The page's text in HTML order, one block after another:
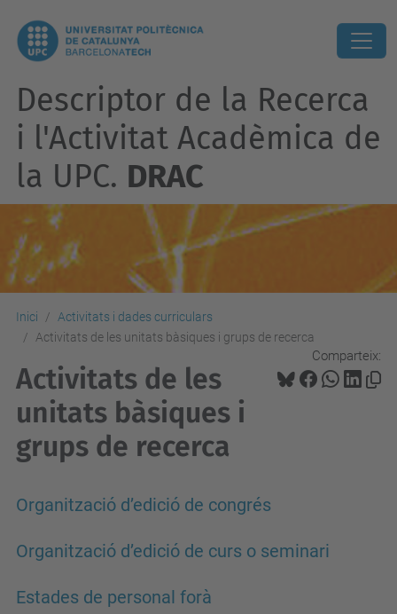
Descriptor de la Recerca
i l'Activitat Acadèmica de
la UPC. DRAC
Inici
Activitats i dades curriculars
Activitats de les unitats bàsiques i grups de recerca
Comparteix:
Activitats de les
unitats bàsiques i
grups de recerca
Organització d’edició de congrés
Organització d’edició de curs o seminari
Estades de personal forà